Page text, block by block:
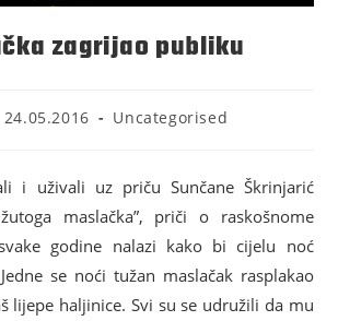
zagrijao publiku
24.05.2016 Uncategorised
i uživali uz priču Sunčane Škrinjarić
maslačka”, priči o raskošnome
godine nalazi kako bi cijelu noć
se noći tužan maslačak rasplakao
lijepe haljinice. Svi su se udružili da mu